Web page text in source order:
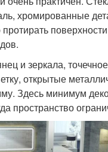
хромированные
и зеркала,
открытые
Здесь минимум
пространство